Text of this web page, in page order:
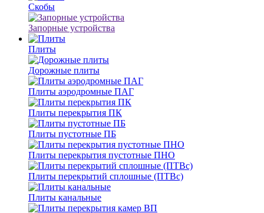
Скобы
Запорные устройства
Плиты
Дорожные плиты
Плиты аэродромные ПАГ
Плиты перекрытия ПК
Плиты пустотные ПБ
Плиты перекрытия пустотные ПНО
Плиты перекрытий сплошные (ПТВс)
Плиты канальные